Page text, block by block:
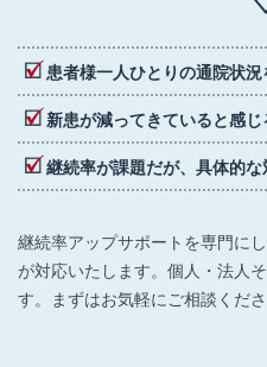
患者様一人ひとりの通院状
新患が減ってきていると感じ
継続率が課題だが、具体的
継続率アップサポートを専門に
が対応いたします。個人・法人
す。まずはお気軽にご相談くださ